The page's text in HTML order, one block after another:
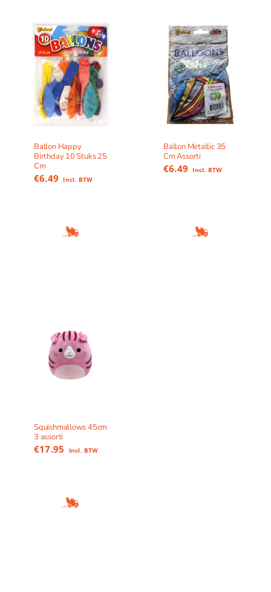
Ballon Happy
Birthday 10 Stuks 25
Cm
€6.49 Incl. BTW
Ballon Metallic 35
Cm Assorti
€6.49 Incl. BTW
Squishmallows 45cm
3 assorti
€17.95 Incl. BTW